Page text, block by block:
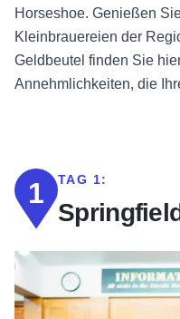
Horseshoe. Genießen
Kleinbrauereien der
Geldbeutel finden Sie
Annehmlichkeiten, die
1 TAG 1: